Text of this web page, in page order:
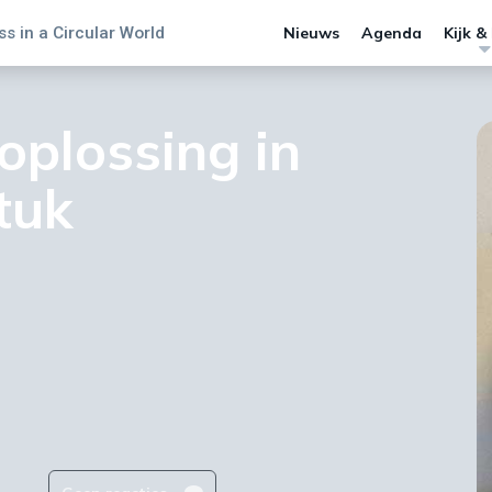
in a Circular World Nieuws Agenda Kijk &
in